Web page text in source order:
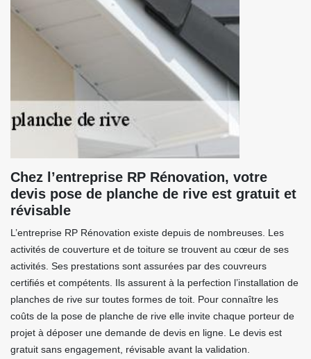
Chez l’entreprise RP Rénovation, votre
devis pose de planche de rive est gratuit et
révisable
L’entreprise RP Rénovation existe depuis de nombreuses. Les
activités de couverture et de toiture se trouvent au cœur de ses
activités. Ses prestations sont assurées par des couvreurs
certifiés et compétents. Ils assurent à la perfection l’installation de
planches de rive sur toutes formes de toit. Pour connaître les
coûts de la pose de planche de rive elle invite chaque porteur de
projet à déposer une demande de devis en ligne. Le devis est
gratuit sans engagement, révisable avant la validation.